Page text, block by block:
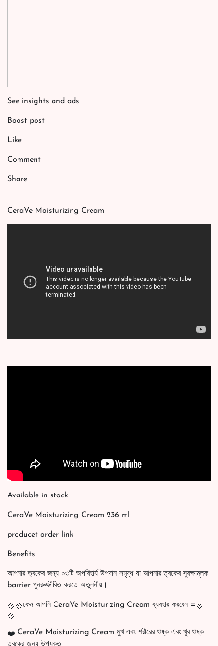
See insights and ads
Boost post
Like
Comment
Share
CeraVe Moisturizing Cream
Available in stock
CeraVe Moisturizing Cream 236 ml
producet order link
Benefits
আপনার ত্বকের জন্য ০৩টি অপরিহার্য উপদান সমৃদ্ধ যা আপনার ত্বকের সুরক্ষামূলক
barrier পুনরুজ্জীবিত করতে অতুলনীয়।
কেন আপনি CeraVe Moisturizing Cream ব্যবহার করবেন =
CeraVe Moisturizing Cream মুখ এবং শরীরের শুষ্ক এবং খুব শুষ্ক
ত্বকের জন্য উপযুক্ত